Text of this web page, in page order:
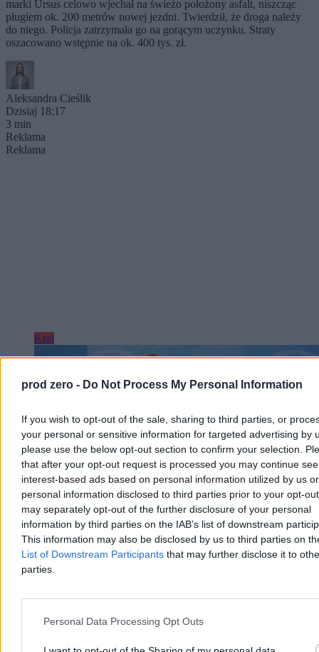
prod zero - Do Not Process My Personal Information
If you wish to opt-out of the sale, sharing to third parties, or
your personal or sensitive information for targeted advertising by
please use the below opt-out section to confirm your selection.
that after your opt-out request is processed you may continue
interest-based ads based on personal information utilized by us or
personal information disclosed to third parties prior to your opt-
may separately opt-out of the further disclosure of your personal
information by third parties on the IAB’s list of downstream
This information may also be disclosed by us to third parties on
List of Downstream Participants that may further disclose it to
parties.
Personal Data Processing Opt Outs
marki Ursus celowo wjechał na świeżo położony asfalt, niszcząc
pługiem ok. 200 metrów nowej jezdni. Twierdził, że droga należy
do niego. Policja zatrzymała go na gorącym uczynku. Straty
oszacowano wstępnie na ok. 400 tys. zł.
Aleksandra Cieślik
Dzisiaj 18:17
3 min
Reklama
Reklama
Kraj
Rzecznik MSZ odpowiada Zacharowej. „Czas na
słowa prezydenta Karola Nawrockiego o wsparciu dla Ukrainy w
Wewiór przywołał dane gospodarcze i społeczne, podkreślając, że